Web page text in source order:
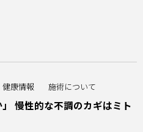
健康情報 施術について
慢性的な不調のカギはミト